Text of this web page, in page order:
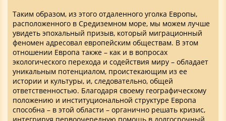
Таким образом, из этого отдаленного уголка Европы,
расположенного в Средиземном море, мы можем лучше
увидеть эпохальный призыв, который миграционный
феномен адресовал европейским обществам. В этом
отношении Европа также – как и в вопросах
экологического перехода и содействия миру – обладает
уникальным потенциалом, проистекающим из ее
истории и культуры, и, следовательно, общей
ответственностью. Благодаря своему географическому
положению и институциональной структуре Европа
способна – в этой области – органично решать кризис,